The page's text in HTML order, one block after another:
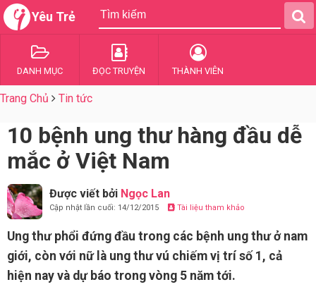
Yêu Trẻ
DANH MỤC ĐỌC TRUYỆN THÀNH VIÊN
Trang Chủ Tin tức
10 bệnh ung thư hàng đầu dễ
mắc ở Việt Nam
Được viết bởi Ngọc Lan
Cập nhật lần cuối: 14/12/2015 Tài liệu tham khảo
Ung thư phổi đứng đầu trong các bệnh ung thư ở nam
giới, còn với nữ là ung thư vú chiếm vị trí số 1, cả
hiện nay và dự báo trong vòng 5 năm tới.